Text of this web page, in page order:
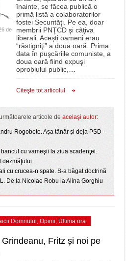
- 4
concert Dragoş Moldovan, cinema în
activități pentru cei mici- 7 August
din Giarmata, miercuri, timp de o
„ploaia”. Apa a fost asigurată de
voluntari- 6 August 2026
proiectelor derulate de
europene/FOTO
ANAF oferă
beneficieze de
precompletată- 25
CLIPURI VIDEO
JOCURI ONLINE
DIVERSE
FARMACII DIN
TIMIŞOARA
HARTA TIMIŞOAREI
LICEE, ŞCOLI ŞI
SFATUL MEDICULUI
de
înainte, se făcea publică o
primă listă a colaboratorilor
fostei Securităţi. Pe ea, doar
membrii PNŢCD şi câţiva
liberali. Aceşti oameni erau
“răstigniţi” a doua oară. Prima
data în puşcăriile comuniste, a
doua oară fiind expuşi
oprobiului public,
Citeşte tot articolul
articole de acelaşi autor:
Rogobete. Aşa tânăr şi deja PSD-
bancul cu vameşii la ziua scadenţei.
dezmăţului
cu crucea-n spate. S-a băgat doctrină
De la Nicolae Robu la Alina Gorghiu
Domnului, Opinii, Ultima ora
Grindeanu, Fritz și noi pe